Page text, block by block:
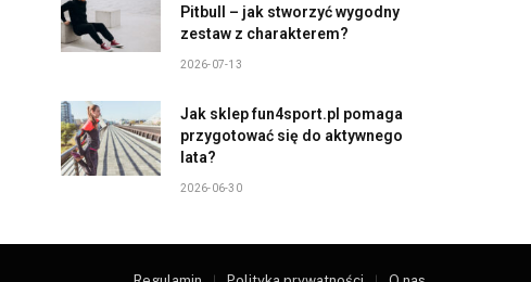
Pitbull – jak stworzyć wygodny
zestaw z charakterem?
2026-07-13
Jak sklep fun4sport.pl pomaga
przygotować się do aktywnego
lata?
2026-06-30